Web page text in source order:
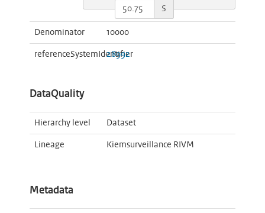
S
Denominator 10000
referenceSystemIdentifier
28992
DataQuality
Hierarchy level Dataset
Lineage Kiemsurveillance RIVM
Metadata